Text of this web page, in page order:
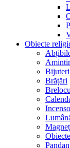
Obiecte
Brățări